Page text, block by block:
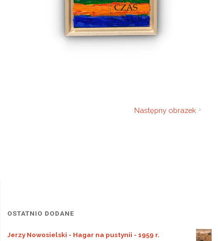
Następny obrazek
OSTATNIO DODANE
Jerzy Nowosielski - Hagar na pustynii - 1959 r.